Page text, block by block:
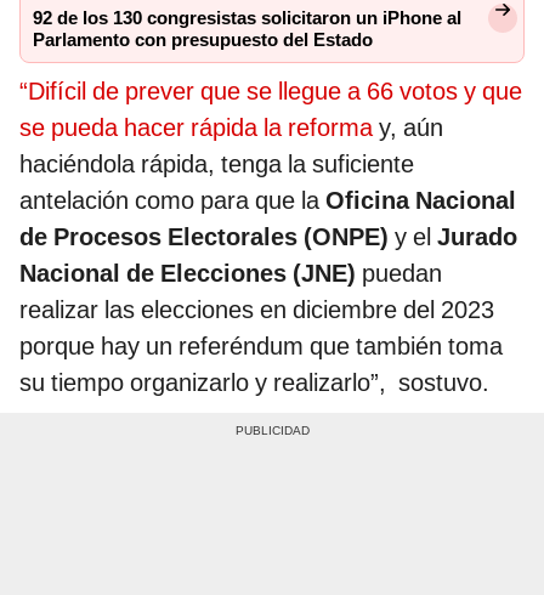
92 de los 130 congresistas solicitaron un iPhone al
Parlamento con presupuesto del Estado
“Difícil de prever que se llegue a 66 votos y que
se pueda hacer rápida la reforma y, aún
haciéndola rápida, tenga la suficiente
antelación como para que la Oficina Nacional
de Procesos Electorales (ONPE) y el Jurado
Nacional de Elecciones (JNE) puedan
realizar las elecciones en diciembre del 2023
porque hay un referéndum que también toma
su tiempo organizarlo y realizarlo”, sostuvo.